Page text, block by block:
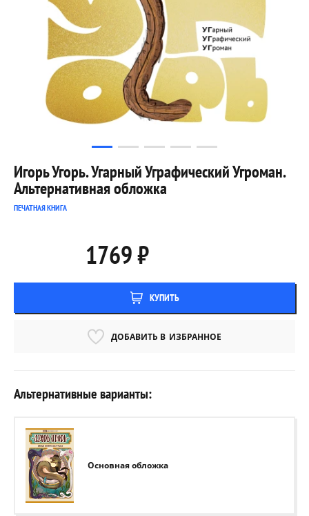
Игорь Угорь. Угарный Уграфический Угроман.
Альтернативная обложка
ПЕЧАТНАЯ КНИГА
1769 ₽
КУПИТЬ
ДОБАВИТЬ В ИЗБРАННОЕ
Альтернативные варианты:
Основная обложка